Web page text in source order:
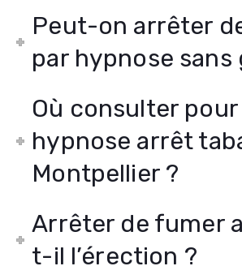
Peut-on arrêter
par hypnose sans
Où consulter
hypnose arrêt
Montpellier ?
Arrêter de fumer
t-il l’érection ?